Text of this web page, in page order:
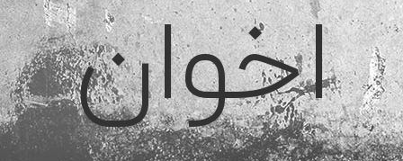
تماس با ما اخوان